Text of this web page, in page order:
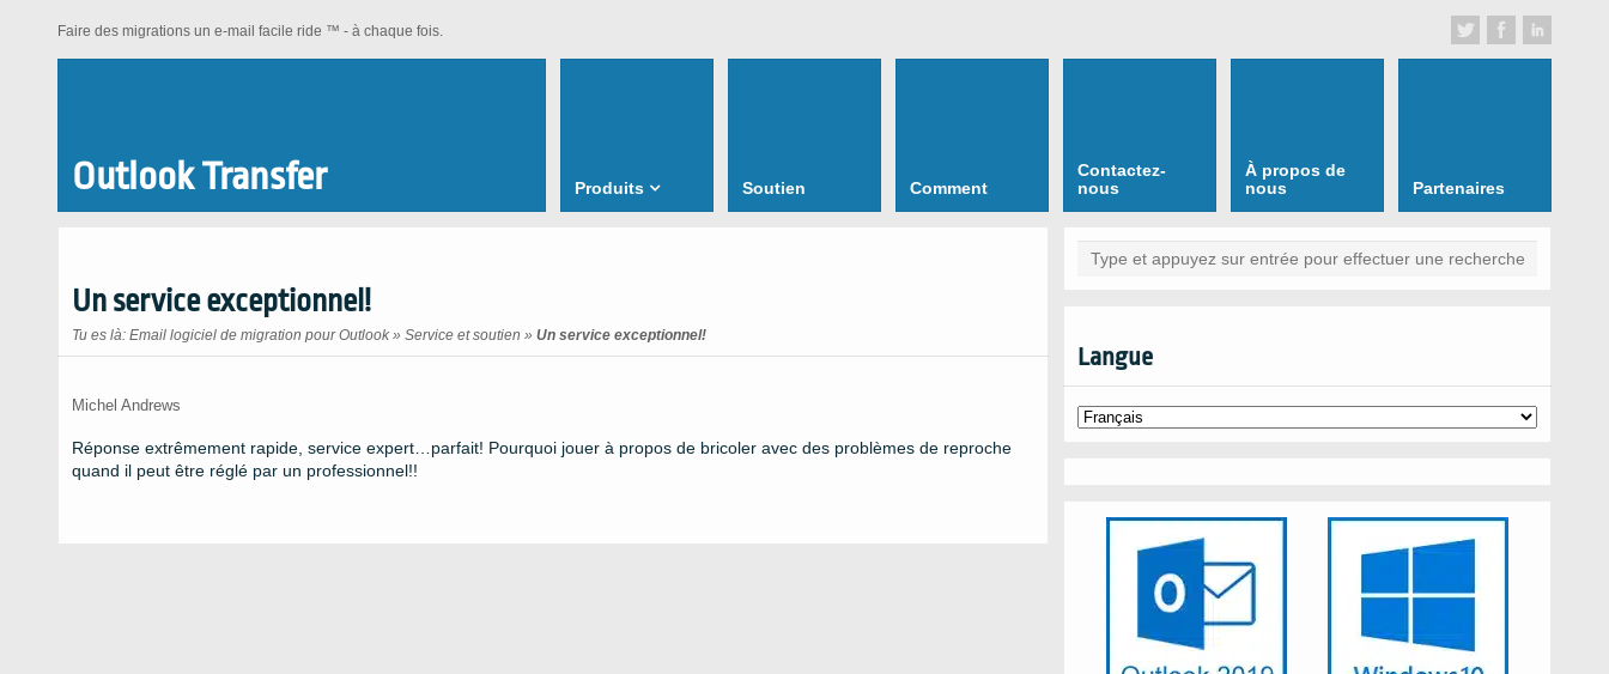
Faire des migrations un e-mail facile ride ™ - à chaque fois.
Outlook Transfer Produits Soutien Comment
Contactez-
nous
À propos de
nous
Partenaires
Un service exceptionnel!
Tu es là: Email logiciel de migration pour Outlook » Service et soutien » Un service exceptionnel!
Michel Andrews
Réponse extrêmement rapide, service expert…parfait! Pourquoi jouer à propos de bricoler avec des problèmes de reproche
quand il peut être réglé par un professionnel!!
Langue